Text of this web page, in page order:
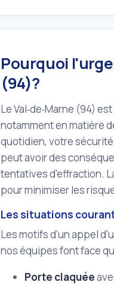
Pourquoi
(94)?
Le Val‑de‑Marne (94)
notamment en matière
quotidien, votre
peut avoir des
tentatives d'effraction.
pour minimiser les
Les situations
Les motifs d'un appel
nos équipes font face
Porte claquée